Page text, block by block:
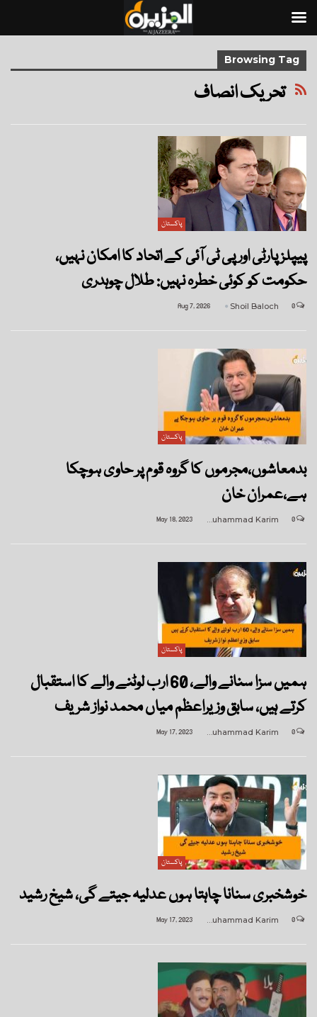
Browsing Tag
تحریک انصاف
پاکستان
پیپلزپارٹی اور پی ٹی آئی کے اتحاد کا امکان نہیں،
حکومت کو کوئی خطرہ نہیں: طلال چوہدری
Shoil Baloch
Aug 7, 2026
پاکستان
بدمعاشوں،مجرموں کا گروہ قوم پر حاوی ہوچکا
ہے،عمران خان
May 18, 2023
پاکستان
ہمیں سزا سنانے والے، 60 ارب لوٹنے والے کا استقبال
کرتے ہیں، سابق وزیراعظم میاں محمد نواز شریف
Muhammad Karim
May 17, 2023
پاکستان
خوشخبری سنانا چاہتا ہوں عدلیہ جیتے گی، شیخ رشید
Muhammad Karim
May 17, 2023